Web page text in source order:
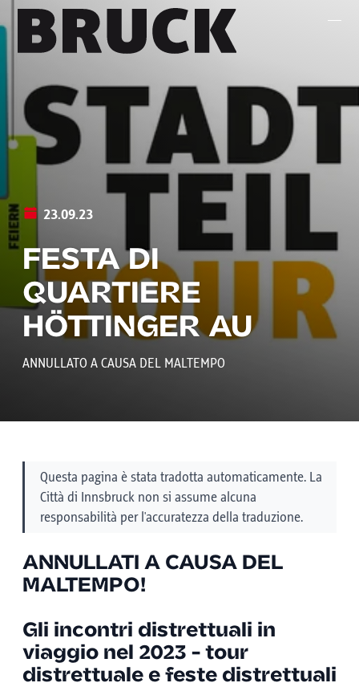
+43 (0) 512 / 56 15 00
office@innsbruckmarketing.at
Mo. – Fr.: 9:00 – 17:00 Uhr
23.09.23
FESTA DI
QUARTIERE
HÖTTINGER AU
ANNULLATO A CAUSA DEL MALTEMPO
Questa pagina è stata tradotta automaticamente. La
Città di Innsbruck non si assume alcuna
responsabilità per l'accuratezza della traduzione.
ANNULLATI A CAUSA DEL
MALTEMPO!
Gli incontri distrettuali in
viaggio nel 2023 - tour
distrettuale e feste distrettuali